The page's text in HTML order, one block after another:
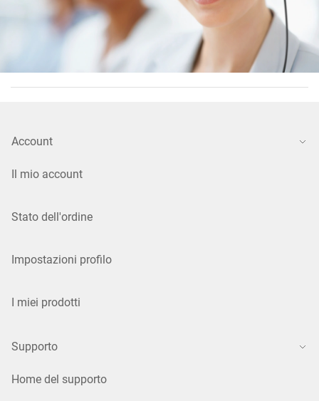
Account
Il mio account
Stato dell'ordine
Impostazioni profilo
I miei prodotti
Supporto
Home del supporto